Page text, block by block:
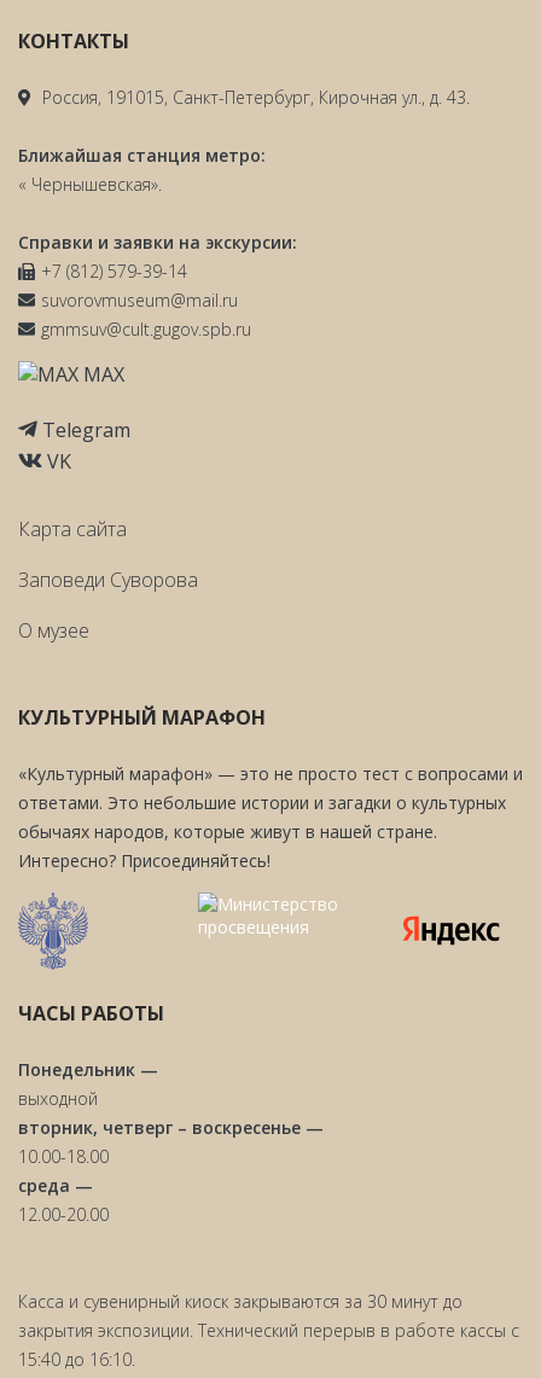
КОНТАКТЫ
Россия, 191015, Санкт-Петербург, Кирочная ул., д. 43.
Ближайшая станция метро:
« Чернышевская».
Справки и заявки на экскурсии:
+7 (812) 579-39-14
suvorovmuseum@mail.ru
gmmsuv@cult.gugov.spb.ru
MAX
Telegram
VK
Карта сайта
Заповеди Cуворова
О музее
КУЛЬТУРНЫЙ МАРАФОН
«Культурный марафон» — это не просто тест с вопросами и
ответами. Это небольшие истории и загадки о культурных
обычаях народов, которые живут в нашей стране.
Интересно? Присоединяйтесь!
ЧАСЫ РАБОТЫ
Понедельник —
выходной
вторник, четверг – воскресенье —
10.00-18.00
среда —
12.00-20.00
Касса и сувенирный киоск закрываются за 30 минут до
закрытия экспозиции. Технический перерыв в работе кассы с
15:40 до 16:10.